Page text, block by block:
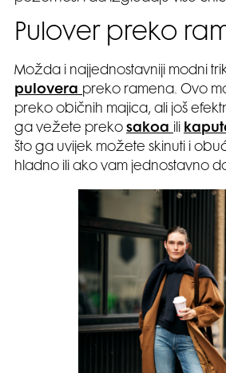
Pulover preko
Možda i najjednostavniji modni
pulovera preko ramena. Ovo
preko običnih majica, ali još
ga vežete preko sakoa
što ga uvijek možete skinuti i
hladno ili ako vam jednostavno